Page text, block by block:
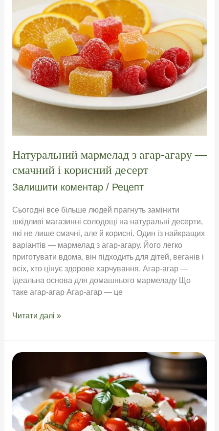
Натуральний мармелад з агар-агару —
смачний і корисний десерт
Залишити коментар / Рецепт
Сьогодні все більше людей прагнуть замінити
шкідливі магазинні солодощі на натуральні десерти,
які не лише смачні, але й корисні. Один із найкращих
варіантів — мармелад з агар-агару. Його легко
приготувати вдома, він підходить для дітей, веганів і
всіх, хто цінує здорове харчування. Агар-агар —
ідеальна основа для домашнього мармеладу Що
таке агар-агар Агар-агар — це
Натуральний
з
агар-
агару
смачний
і
корисний
десерт
Читати далі »